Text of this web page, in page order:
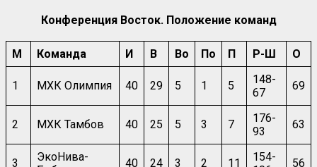
Конференция Восток. Положение команд
М Команда И В Во По П Р-Ш О
1 МХК Олимпия 40 29 5 1 5
148-
67
69
2 МХК Тамбов 40 25 5 3 7
176-
93
63
3
ЭкоНива-
40 24 3 2 11
154-
56